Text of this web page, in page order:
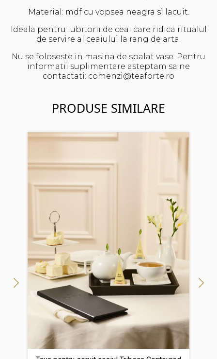
Material: mdf cu vopsea neagra si lacuit.
Ideala pentru iubitorii de ceai care ridica ritualul
de servire al ceaiului la rang de arta.
Nu se foloseste in masina de spalat vase. Pentru
informatii suplimentare asteptam sa ne
contactati: comenzi@teaforte.ro
PRODUSE SIMILARE